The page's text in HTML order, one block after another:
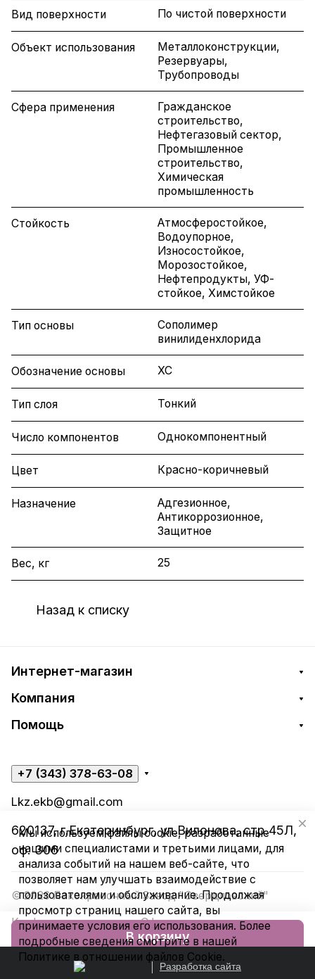
В корзину
Вид поверхности По чистой поверхности
Объект использования
Металлоконструкции,
Резервуары,
Трубопроводы
Сфера применения
Гражданское
строительство,
Нефтегазовый сектор,
Промышленное
строительство,
Химическая
промышленность
Стойкость
Атмосферостойкое,
Водоупорное,
Износостойкое,
Морозостойкое,
Нефтепродукты, УФ-
стойкое, Химстойкое
Тип основы
Сополимер
винилиденхлорида
Обозначение основы ХС
Тип слоя Тонкий
Число компонентов Однокомпонентный
Цвет Красно-коричневый
Назначение
Адгезионное,
Антикоррозионное,
Защитное
Вес, кг 25
Назад к списку
Интернет-магазин
Компания
Помощь
+7 (343) 378-63-08
Lkz.ekb@gmail.com
620137, г.Екатеринбург, ул.Вилонова, стр.45Л,
оф. 306
© 2026 Лакокрасочный Завод "Свердловский"
Конфиденциальность
Оферта
Разработка сайта
Мы используем файлы cookie, разработанные
нашими специалистами и третьими лицами, для
анализа событий на нашем веб-сайте, что
позволяет нам улучшать взаимодействие с
пользователями и обслуживание. Продолжая
просмотр страниц нашего сайта, вы
принимаете условия его использования. Более
подробные сведения смотрите в нашей
Политике в отношении файлов Cookie.